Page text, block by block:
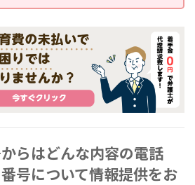
らはどんな内容の電話
号について情報提供をお